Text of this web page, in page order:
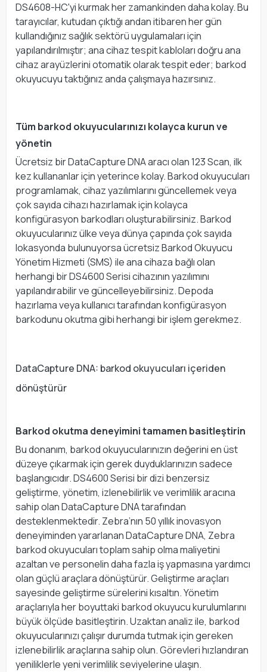
DS4608-HC'yi kurmak her zamankinden daha kolay. Bu
tarayıcılar, kutudan çıktığı andan itibaren her gün
kullandığınız sağlık sektörü uygulamaları için
yapılandırılmıştır; ana cihaz tespit kabloları doğru ana
cihaz arayüzlerini otomatik olarak tespit eder; barkod
okuyucuyu taktığınız anda çalışmaya hazırsınız.
Tüm barkod okuyucularınızı kolayca kurun ve
yönetin
Ücretsiz bir DataCapture DNA aracı olan 123 Scan, ilk
kez kullananlar için yeterince kolay. Barkod okuyucuları
programlamak, cihaz yazılımlarını güncellemek veya
çok sayıda cihazı hazırlamak için kolayca
konfigürasyon barkodları oluşturabilirsiniz. Barkod
okuyucularınız ülke veya dünya çapında çok sayıda
lokasyonda bulunuyorsa ücretsiz Barkod Okuyucu
Yönetim Hizmeti (SMS) ile ana cihaza bağlı olan
herhangi bir DS4600 Serisi cihazının yazılımını
yapılandırabilir ve güncelleyebilirsiniz. Depoda
hazırlama veya kullanıcı tarafından konfigürasyon
barkodunu okutma gibi herhangi bir işlem gerekmez.
DataCapture DNA: barkod okuyucuları içeriden
dönüştürür
Barkod okutma deneyimini tamamen basitleştirin
Bu donanım, barkod okuyucularınızın değerini en üst
düzeye çıkarmak için gerek duyduklarınızın sadece
başlangıcıdır. DS4600 Serisi bir dizi benzersiz
geliştirme, yönetim, izlenebilirlik ve verimlilik aracına
sahip olan DataCapture DNA tarafından
desteklenmektedir. Zebra’nın 50 yıllık inovasyon
deneyiminden yararlanan DataCapture DNA, Zebra
barkod okuyucuları toplam sahip olma maliyetini
azaltan ve personelin daha fazla iş yapmasına yardımcı
olan güçlü araçlara dönüştürür. Geliştirme araçları
sayesinde geliştirme sürelerini kısaltın. Yönetim
araçlarıyla her boyuttaki barkod okuyucu kurulumlarını
büyük ölçüde basitleştirin. Uzaktan analiz ile, barkod
okuyucularınızı çalışır durumda tutmak için gereken
izlenebilirlik araçlarına sahip olun. Görevleri hızlandıran
yeniliklerle yeni verimlilik seviyelerine ulaşın.